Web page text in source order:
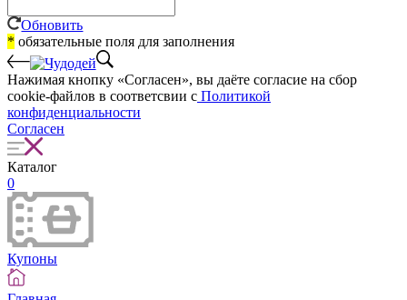
Обновить
* обязательные поля для заполнения
Нажимая кнопку «Согласен», вы даёте cогласие на сбор
cookie-файлов в соответсвии с Политикой
конфиденциальности
Согласен
Каталог
0
Купоны